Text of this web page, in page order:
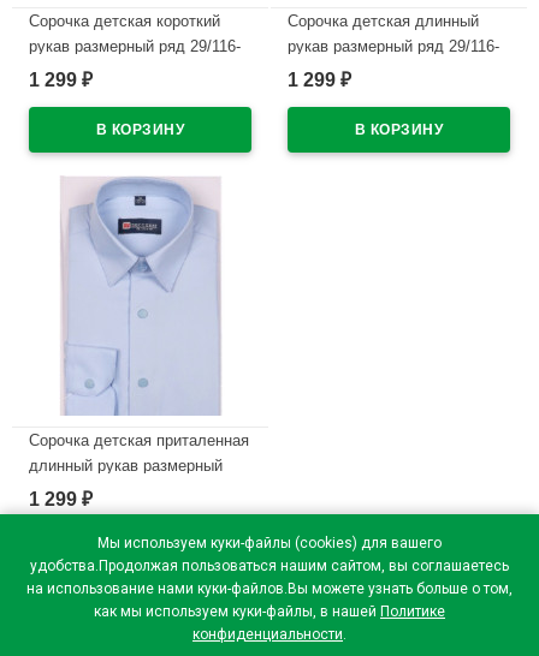
Мы используем куки-файлы (cookies) для вашего
удобства.Продолжая пользоваться нашим сайтом, вы соглашаетесь
на использование нами куки-файлов.Вы можете узнать больше о том,
как мы используем куки-файлы, в нашей Политике
конфиденциальности.
Сорочка детская короткий
рукав размерный ряд 29/116-
122-36/158-164 цвет белый
на кнопках
1 299 ₽
Сорочка детская длинный
рукав размерный ряд 29/116-
122-36/158-164 цвет темно-
3918d на кнопках
1 299 ₽
Сорочка детская приталенная
длинный рукав размерный
ряд 29/116-122-36/158-164
цвет голубой Brostem
арт.3LBD1+2d на кнопках
В наличии
1 299 ₽